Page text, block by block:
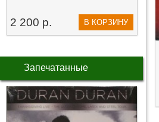
2 200 р. В КОРЗИНУ
Запечатанные